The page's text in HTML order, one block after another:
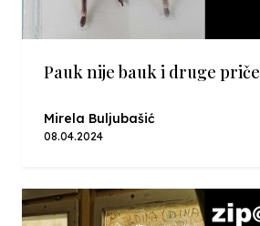
Pauk nije bauk i druge priče
Mirela Buljubašić
08.04.2024